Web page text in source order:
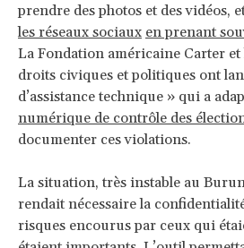
prendre des photos et des vidéos,
les réseaux sociaux en prenant
La Fondation américaine Carter
droits civiques et politiques ont
d’assistance technique » qui a
numérique de contrôle des
documenter ces violations.
La situation, très instable au
rendait nécessaire la
risques encourus par ceux qui